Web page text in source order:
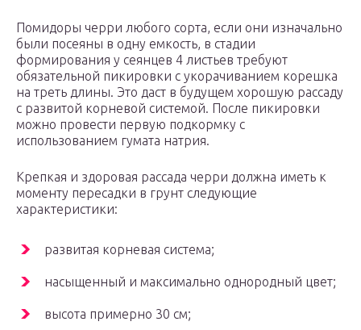
Помидоры черри любого сорта, если они изначально
были посеяны в одну емкость, в стадии
формирования у сеянцев 4 листьев требуют
обязательной пикировки с укорачиванием корешка
на треть длины. Это даст в будущем хорошую рассаду
с развитой корневой системой. После пикировки
можно провести первую подкормку с
использованием гумата натрия.
Крепкая и здоровая рассада черри должна иметь к
моменту пересадки в грунт следующие
характеристики:
развитая корневая система;
насыщенный и максимально однородный цвет;
высота примерно 30 см;